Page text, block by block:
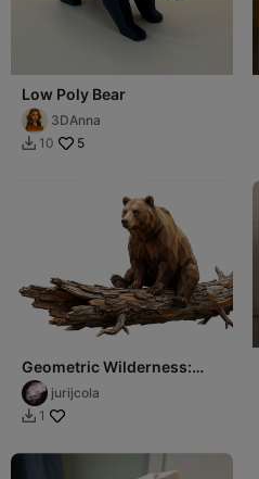
Low Poly Bear
3DAnna
 10 5
Geometric Wilderness:
Low-Poly Bear
jurijcola
 1